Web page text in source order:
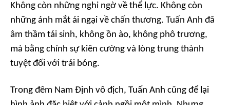
Không còn những nghi ngờ về thể lực. Không còn
những ánh mắt ái ngại về chấn thương. Tuấn Anh đã
âm thầm tái sinh, không ồn ào, không phô trương,
mà bằng chính sự kiên cường và lòng trung thành
tuyệt đối với trái bóng.
Trong đêm Nam Định vô địch, Tuấn Anh cũng để lại